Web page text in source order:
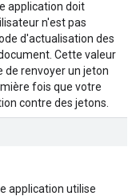
application doit
n'est pas
d'actualisation des
Cette valeur
de renvoyer un jeton
fois que votre
contre des jetons.
application utilise